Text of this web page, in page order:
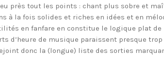
près tout les points : chant plus sobre et
à la fois solides et riches en idées et en
en fanfare en constitue le logique plat
d’heure de musique paraissent presque
donc la (longue) liste des sorties